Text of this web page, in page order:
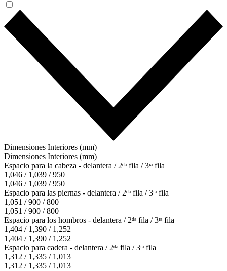
Dimensiones Interiores (mm)
Dimensiones Interiores (mm)
Espacio para la cabeza - delantera / 2ᵈᵃ fila / 3ʳᵃ fila
1,046 / 1,039 / 950
1,046 / 1,039 / 950
Espacio para las piernas - delantera / 2ᵈᵃ fila / 3ʳᵃ fila
1,051 / 900 / 800
1,051 / 900 / 800
Espacio para los hombros - delantera / 2ᵈᵃ fila / 3ʳᵃ fila
1,404 / 1,390 / 1,252
1,404 / 1,390 / 1,252
Espacio para cadera - delantera / 2ᵈᵃ fila / 3ʳᵃ fila
1,312 / 1,335 / 1,013
1,312 / 1,335 / 1,013